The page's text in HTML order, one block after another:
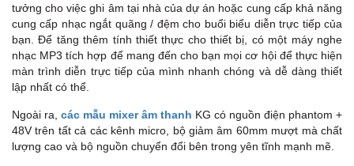
tưởng cho việc ghi âm tại nhà của dự án hoặc cung cấp khả năng
cung cấp nhạc ngắt quãng / đệm cho buổi biểu diễn trực tiếp của
bạn. Để tăng thêm tính thiết thực cho thiết bị, có một máy nghe
nhạc MP3 tích hợp để mang đến cho bạn mọi cơ hội để thực hiện
màn trình diễn trực tiếp của mình nhanh chóng và dễ dàng thiết
lập nhất có thể.
Ngoài ra, các mẫu mixer âm thanh KG có nguồn điện phantom +
48V trên tất cả các kênh micro, bộ giảm âm 60mm mượt mà chất
lượng cao và bộ nguồn chuyển đổi bên trong yên tĩnh mạnh mẽ.